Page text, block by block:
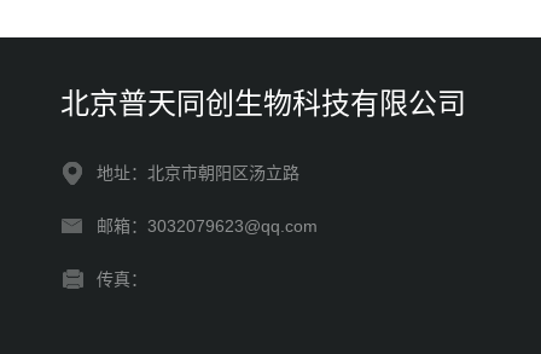
北京普天同创生物科技有限公司
地址：北京市朝阳区汤立路
邮箱：3032079623@qq.com
传真：